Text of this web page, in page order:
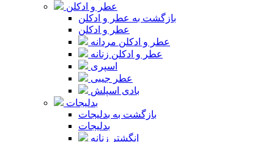
عطر و ادکلن
بازگشت به عطر و ادکلن
عطر و ادکلن
عطر و ادکلن مردانه
عطر و ادکلن زنانه
اسپری
عطر جیبی
بادی اسپلش
بدلیجات
بازگشت به بدلیجات
بدلیجات
انگشتر زنانه